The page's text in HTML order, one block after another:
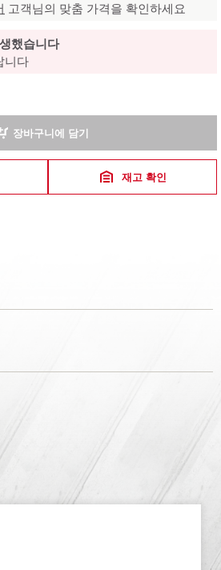
고객님의 맞춤 가격을 확인하세요
했습니다
니다
장바구니에 담기
재고 확인